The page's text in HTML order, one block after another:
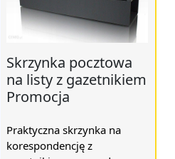
Skrzynka pocztowa
na listy z gazetnikiem
Promocja
Praktyczna skrzynka na
korespondencję z